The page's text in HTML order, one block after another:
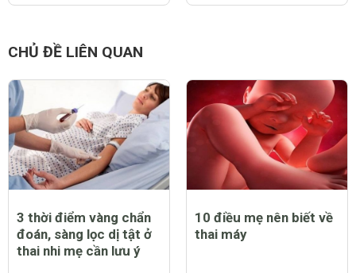
CHỦ ĐỀ LIÊN QUAN
3 thời điểm vàng chẩn
đoán, sàng lọc dị tật ở
thai nhi mẹ cần lưu ý
10 điều mẹ nên biết về
thai máy